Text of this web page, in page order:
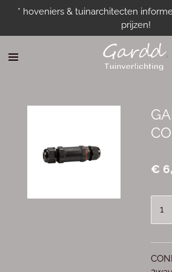
naar
de
* hoveniers & tuinarchitecten
prijzen!
€